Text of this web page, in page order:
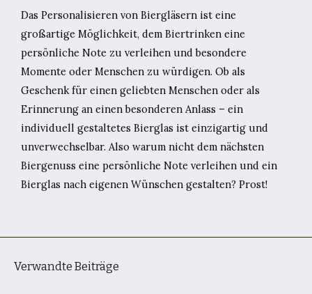
Das Personalisieren von Biergläsern ist eine
großartige Möglichkeit, dem Biertrinken eine
persönliche Note zu verleihen und besondere
Momente oder Menschen zu würdigen. Ob als
Geschenk für einen geliebten Menschen oder als
Erinnerung an einen besonderen Anlass – ein
individuell gestaltetes Bierglas ist einzigartig und
unverwechselbar. Also warum nicht dem nächsten
Biergenuss eine persönliche Note verleihen und ein
Bierglas nach eigenen Wünschen gestalten? Prost!
Verwandte Beiträge